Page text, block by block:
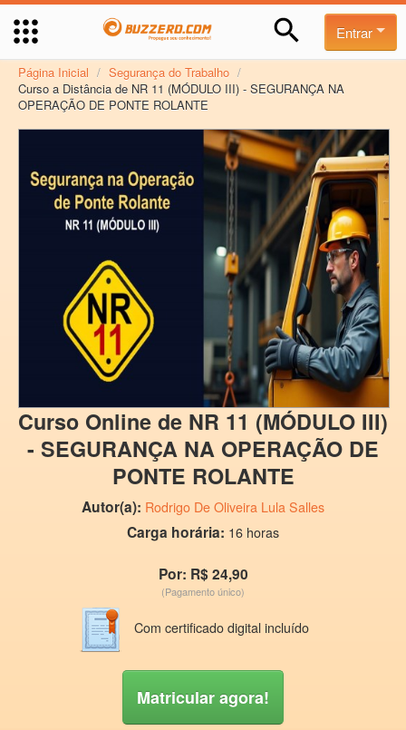
Entrar
Página Inicial / Segurança do Trabalho /
Curso a Distância de NR 11 (MÓDULO III) - SEGURANÇA NA
OPERAÇÃO DE PONTE ROLANTE
Curso Online de NR 11 (MÓDULO III)
- SEGURANÇA NA OPERAÇÃO DE
PONTE ROLANTE
Autor(a): Rodrigo De Oliveira Lula Salles
Carga horária: 16 horas
Por: R$ 24,90
(Pagamento único)
Com certificado digital incluído
Matricular agora!